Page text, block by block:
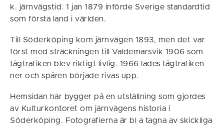
k. järnvägstid. 1 jan 1879 införde Sverige standardtid
som första land i världen.
Till Söderköping kom järnvägen 1893, men det var
först med sträckningen till Valdemarsvik 1906 som
tågtrafiken blev riktigt livlig. 1966 lades tågtrafiken
ner och spåren började rivas upp.
Hemsidan här bygger på en utställning som gjordes
av Kulturkontoret om järnvägens historia i
Söderköping. Fotografierna är bl a tagna av skickliga